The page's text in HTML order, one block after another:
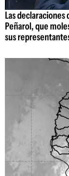
Las
Peñarol, que
sus